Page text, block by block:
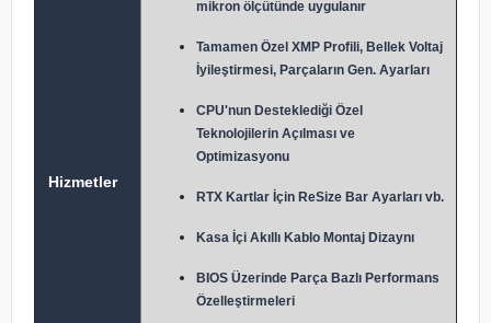
Hizmetler
mikron ölçütünde uygulanır
Tamamen Özel XMP Profili, Bellek Voltaj
İyileştirmesi, Parçaların Gen. Ayarları
CPU'nun Desteklediği Özel
Teknolojilerin Açılması ve
Optimizasyonu
RTX Kartlar İçin ReSize Bar Ayarları vb.
Kasa İçi Akıllı Kablo Montaj Dizaynı
BIOS Üzerinde Parça Bazlı Performans
Özelleştirmeleri